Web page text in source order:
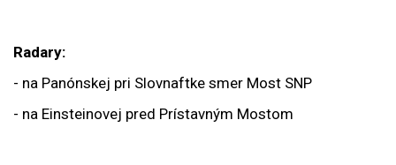
Radary:
- na Panónskej pri Slovnaftke smer Most SNP
- na Einsteinovej pred Prístavným Mostom